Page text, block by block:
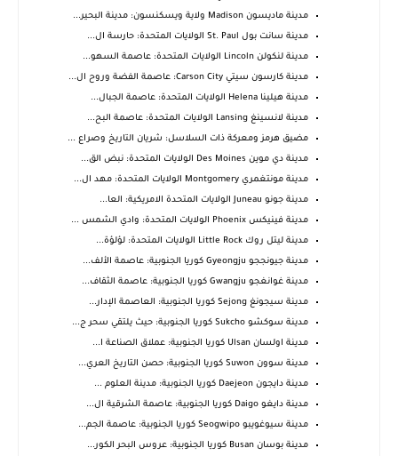
مدينة ماديسون Madison ولاية ويسكنسون: مدينة البحير...
مدينة سانت بول St. Paul الولايات المتحدة: حارسة ال...
مدينة لنكولن Lincoln الولايات المتحدة: عاصمة السهو...
مدينة كارسون سيتي Carson City: عاصمة الفضة وروح ال...
مدينة هيلينا Helena الولايات المتحدة: عاصمة الجبال...
مدينة لانسينغ Lansing الولايات المتحدة: عاصمة البح...
مضيق هرمز ومعركة ذات السلاسل: شريان التاريخ وصراع ...
مدينة دي موين Des Moines الولايات المتحدة: نبض الق...
مدينة مونتغمري Montgomery الولايات المتحدة: مهد ال...
مدينة جونو Juneau الولايات المتحدة الامريكية: العا...
مدينة فينيكس Phoenix الولايات المتحدة: وادي الشمس ...
مدينة ليتل روك Little Rock الولايات المتحدة: لؤلؤة...
مدينة جيونججو Gyeongju كوريا الجنوبية: عاصمة الألف...
مدينة غوانغجو Gwangju كوريا الجنوبية: عاصمة الثقاف...
مدينة سيجونغ Sejong كوريا الجنوبية: العاصمة الإدار...
مدينة سوكشو Sukcho كوريا الجنوبية: حيث يلتقي سحر ج...
مدينة اولسان Ulsan كوريا الجنوبية: عملاق الصناعة ا...
مدينة سوون Suwon كوريا الجنوبية: حصن التاريخ العري...
مدينة دايجون Daejeon كوريا الجنوبية: مدينة العلوم ...
مدينة دايغو Daigo كوريا الجنوبية: عاصمة الشرقية ال...
مدينة سيوغويبو Seogwipo كوريا الجنوبية: عاصمة الجم...
مدينة بوسان Busan كوريا الجنوبية: عروس البحر الكور...